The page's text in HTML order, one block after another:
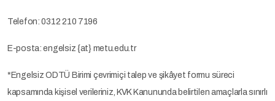
Telefon: 0312 210 7196
E-posta: engelsiz {at} metu.edu.tr
*Engelsiz ODTÜ Birimi çevrimiçi talep ve şikâyet formu süreci
kapsamında kişisel verileriniz, KVK Kanununda belirtilen amaçlarla sınırlı